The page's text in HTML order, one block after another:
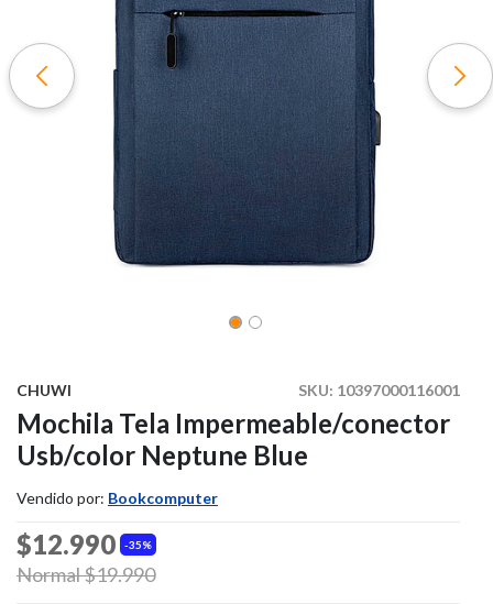
SKU: 10397000116001
CHUWI
Mochila Tela Impermeable/conector
Usb/color Neptune Blue
Vendido por: Bookcomputer
35%
$12.990
Price reduced from
Normal $19.990to